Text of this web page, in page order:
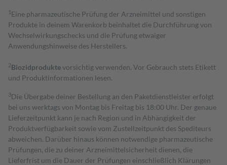
1 Eine pharmazeutische Prüfung der Arzneimittel und sonstigen
Produkte in deinem Warenkorb beinhaltet die Durchführung von
Wechselwirkungschecks und die Prüfung etwaiger
Anwendungshinweise des Herstellers.
2Biozidproduktevorsichtig verwenden. Vor Gebrauch stets Etikett
und Produktinformationen lesen.
3Die Übergabe deiner Bestellung an den Paketdienstleister erfolgt
bei uns werktags von Montag bis Freitag bis 18:00 Uhr. Der genaue
Lieferzeitpunkt kann je nach Region und in Abhängigkeit der
Produktverfügbarkeit sowie vom Zustellzeitpunkt des Spediteurs
abweichen. Darüber hinaus können notwendige pharmazeutische
Prüfungen, die zu deiner Arzneimittelsicherheit dienen, die
Lieferfrist um die Dauer der Prüfungen einschließlich Klärungen